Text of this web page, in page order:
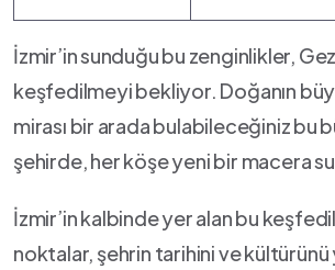
İzmir’in⁢ sunduğu bu ⁣zenginlikler,
keşfedilmeyi bekliyor. Doğanın
mirası​ bir⁤ arada bulabileceğiniz bu
şehirde, ‌her köşe yeni bir macera
İzmir’in kalbinde⁤ yer ⁤alan bu​
noktalar, şehrin tarihini ve kültürünü